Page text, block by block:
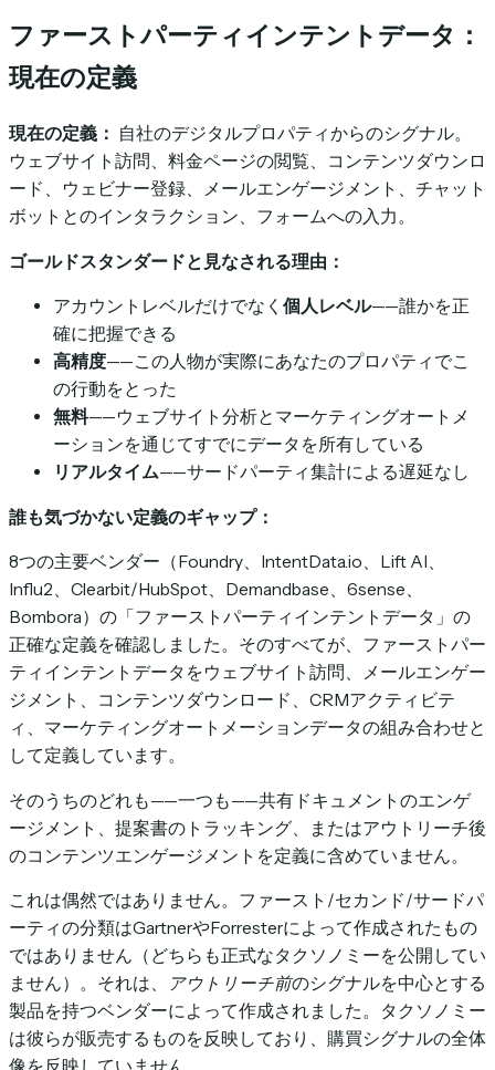
ファーストパーティインテントデータ：
現在の定義
現在の定義： 自社のデジタルプロパティからのシグナル。
ウェブサイト訪問、料金ページの閲覧、コンテンツダウンロ
ード、ウェビナー登録、メールエンゲージメント、チャット
ボットとのインタラクション、フォームへの入力。
ゴールドスタンダードと見なされる理由：
アカウントレベルだけでなく 個人レベル——誰かを正
確に把握できる
高精度——この人物が実際にあなたのプロパティでこ
の行動をとった
無料——ウェブサイト分析とマーケティングオートメ
ーションを通じてすでにデータを所有している
リアルタイム——サードパーティ集計による遅延なし
誰も気づかない定義のギャップ：
8つの主要ベンダー（Foundry、IntentData.io、Lift AI、
Influ2、Clearbit/HubSpot、Demandbase、6sense、
Bombora）の「ファーストパーティインテントデータ」の
正確な定義を確認しました。そのすべてが、ファーストパー
ティインテントデータをウェブサイト訪問、メールエンゲー
ジメント、コンテンツダウンロード、CRMアクティビテ
ィ、マーケティングオートメーションデータの組み合わせと
して定義しています。
そのうちのどれも——一つも——共有ドキュメントのエンゲ
ージメント、提案書のトラッキング、またはアウトリーチ後
のコンテンツエンゲージメントを定義に含めていません。
これは偶然ではありません。ファースト/セカンド/サードパ
ーティの分類はGartnerやForresterによって作成されたもの
ではありません（どちらも正式なタクソノミーを公開してい
ません）。それは、
アウトリーチ前のシグナルを中心とする
製品を持つベンダーによって作成されました。タクソノミー
は彼らが販売するものを反映しており、購買シグナルの全体